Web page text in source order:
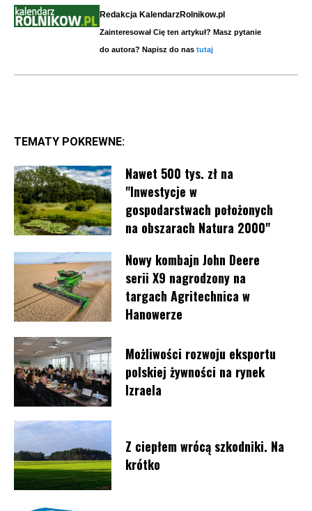
Redakcja KalendarzRolnikow.pl
Zainteresował Cię ten artykuł? Masz pytanie
do autora? Napisz do nas tutaj
TEMATY POKREWNE:
Nawet 500 tys. zł na
"Inwestycje w
gospodarstwach położonych
na obszarach Natura 2000"
Nowy kombajn John Deere
serii X9 nagrodzony na
targach Agritechnica w
Hanowerze
Możliwości rozwoju eksportu
polskiej żywności na rynek
Izraela
Z ciepłem wrócą szkodniki. Na
krótko